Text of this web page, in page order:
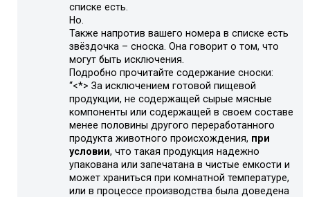
списке есть.
Но.
Также напротив вашего номера в списке есть
звёздочка – сноска. Она говорит о том, что
могут быть исключения.
Подробно прочитайте содержание сноски:
“<*> За исключением готовой пищевой
продукции, не содержащей сырые мясные
компоненты или содержащей в своем составе
менее половины другого переработанного
продукта животного происхождения, при
условии, что такая продукция надежно
упакована или запечатана в чистые емкости и
может храниться при комнатной температуре,
или в процессе производства была доведена